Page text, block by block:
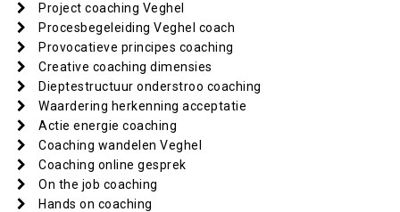
Project coaching Veghel
Procesbegeleiding Veghel coach
Provocatieve principes coaching
Creative coaching dimensies
Dieptestructuur onderstroo coaching
Waardering herkenning acceptatie
Actie energie coaching
Coaching wandelen Veghel
Coaching online gesprek
On the job coaching
Hands on coaching